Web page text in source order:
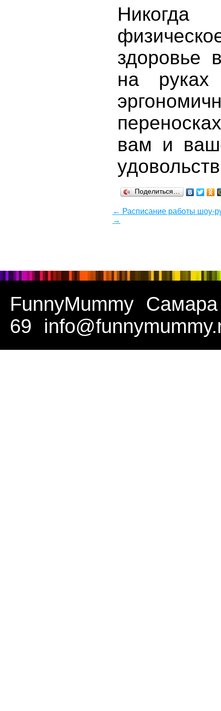
здоровье
на руках
вам и
Поделиться…
← Расписание работы шоу-
→
FunnyMummy
Самара
69